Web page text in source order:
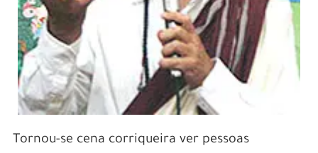
Tornou-se cena corriqueira ver pessoas